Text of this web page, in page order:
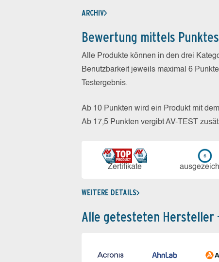
ARCHIV
Bewertung mittels
Alle Produkte können in den drei
Benutzbarkeit jeweils maximal 6
Testergebnis.
Ab 10 Punkten wird ein Produkt mit
Ab 17,5 Punkten vergibt AV-TEST
Zerti­fikate
WEITERE DETAILS
Alle getesteten Hersteller